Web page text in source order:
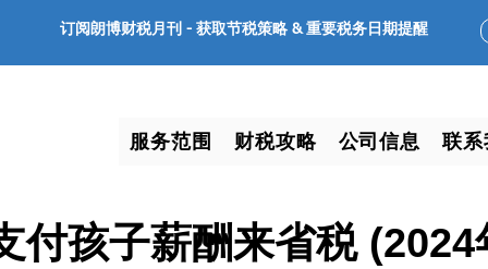
订阅朗博财税月刊 - 获取节税策略 & 重要税务日期提醒
服务范围 财税攻略 公司信息 联系
付孩子薪酬来省税 (2024